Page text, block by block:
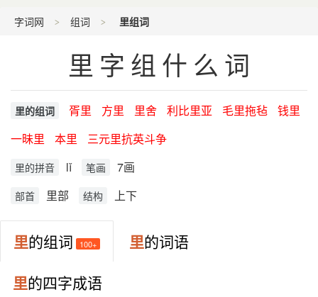
字词网 组词 里组词
里字组什么词
里的组词 胥里 方里 里舍 利比里亚 毛里拖毡
钱里
一昧里
本里 三元里抗英斗争
里的拼音 lǐ 笔画 7画
部首 里部 结构 上下
里的组词 100+ 里的词语
里的四字成语